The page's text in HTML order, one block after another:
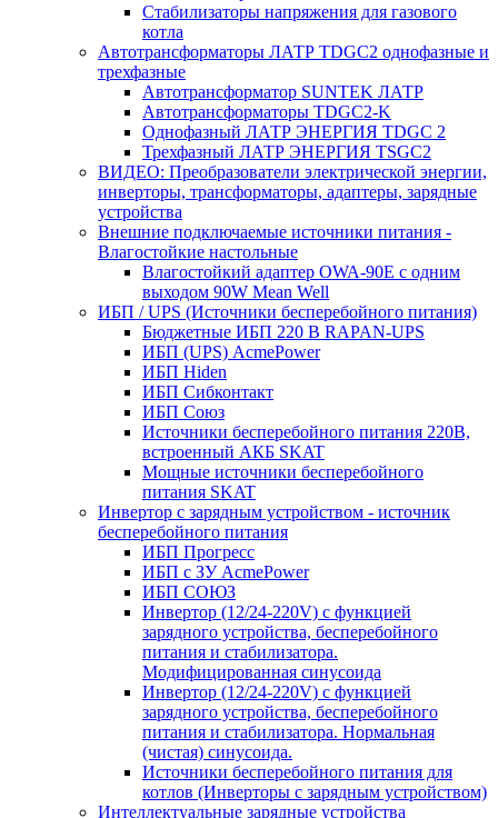
Стабилизаторы напряжения для газового
котла
Автотрансформаторы ЛАТР TDGC2 однофазные и
трехфазные
Автотрансформатор SUNTEK ЛАТР
Автотрансформаторы TDGC2-K
Однофазный ЛАТР ЭНЕРГИЯ TDGC 2
Трехфазный ЛАТР ЭНЕРГИЯ TSGC2
ВИДЕО: Преобразователи электрической энергии,
инверторы, трансформаторы, адаптеры, зарядные
устройства
Внешние подключаемые источники питания -
Влагостойкие настольные
Влагостойкий адаптер OWA-90E с одним
выходом 90W Mean Well
ИБП / UPS (Источники бесперебойного питания)
Бюджетные ИБП 220 В RAPAN-UPS
ИБП (UPS) AcmePower
ИБП Hiden
ИБП Сибконтакт
ИБП Союз
Источники бесперебойного питания 220В,
встроенный АКБ SKAT
Мощные источники бесперебойного
питания SKAT
Инвертор с зарядным устройством - источник
бесперебойного питания
ИБП Прогресс
ИБП с ЗУ AcmePower
ИБП СОЮЗ
Инвертор (12/24-220V) с функцией
зарядного устройства, бесперебойного
питания и стабилизатора.
Модифицированная синусоида
Инвертор (12/24-220V) с функцией
зарядного устройства, бесперебойного
питания и стабилизатора. Нормальная
(чистая) синусоида.
Источники бесперебойного питания для
котлов (Инверторы с зарядным устройством)
Интеллектуальные зарядные устройства